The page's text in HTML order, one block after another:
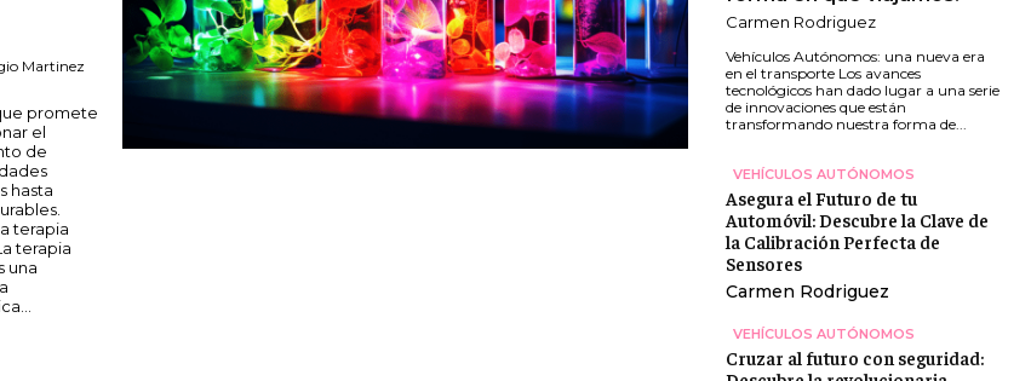
Martinez
Carmen Rodriguez
Vehículos Autónomos: una nueva era
en el transporte Los avances
tecnológicos han dado lugar a una serie
de innovaciones que están
transformando nuestra forma de...
VEHÍCULOS AUTÓNOMOS
Asegura el Futuro de tu
Automóvil: Descubre la Clave de
la Calibración Perfecta de
Sensores
Carmen Rodriguez
VEHÍCULOS AUTÓNOMOS
Cruzar al futuro con seguridad: